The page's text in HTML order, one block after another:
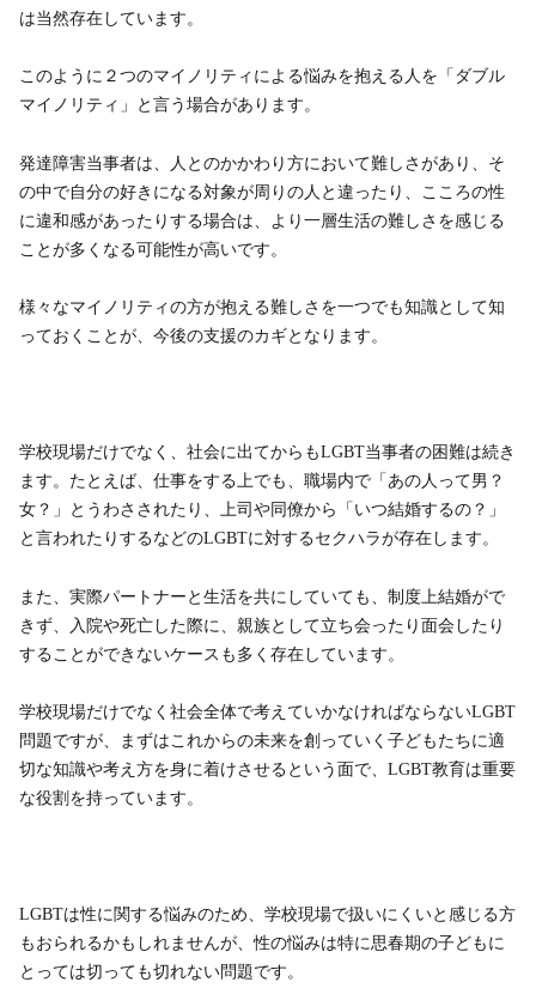
は当然存在しています。
このように２つのマイノリティによる悩みを抱える人を「ダブル
マイノリティ」と言う場合があります。
発達障害当事者は、人とのかかわり方において難しさがあり、そ
の中で自分の好きになる対象が周りの人と違ったり、こころの性
に違和感があったりする場合は、より一層生活の難しさを感じる
ことが多くなる可能性が高いです。
様々なマイノリティの方が抱える難しさを一つでも知識として知
っておくことが、今後の支援のカギとなります。
学校現場だけでなく、社会に出てからもLGBT当事者の困難は続き
ます。たとえば、仕事をする上でも、職場内で「あの人って男？
女？」とうわさされたり、上司や同僚から「いつ結婚するの？」
と言われたりするなどのLGBTに対するセクハラが存在します。
また、実際パートナーと生活を共にしていても、制度上結婚がで
きず、入院や死亡した際に、親族として立ち会ったり面会したり
することができないケースも多く存在しています。
学校現場だけでなく社会全体で考えていかなければならないLGBT
問題ですが、まずはこれからの未来を創っていく子どもたちに適
切な知識や考え方を身に着けさせるという面で、LGBT教育は重要
な役割を持っています。
LGBTは性に関する悩みのため、学校現場で扱いにくいと感じる方
もおられるかもしれませんが、性の悩みは特に思春期の子どもに
とっては切っても切れない問題です。